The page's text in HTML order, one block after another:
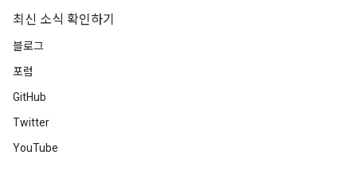
최신 소식 확인하기
블로그
포럼
GitHub
Twitter
YouTube